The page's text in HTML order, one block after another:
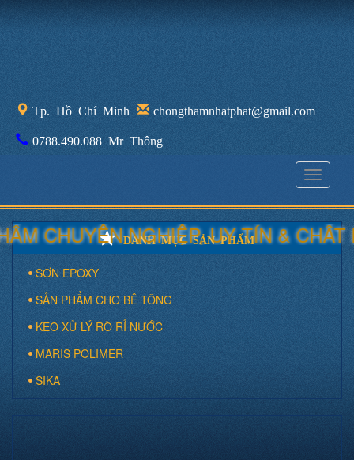
Tp. Hồ Chí Minh
chongthamnhatphat@gmail.com
0788.490.088 Mr Thông
Toggle
CHUYÊN NGHIỆP, UY TÍN & CHẤT
DANH MỤC SẢN PHẨM
SƠN EPOXY
SẢN PHẨM CHO BÊ TÔNG
KEO XỬ LÝ RÒ RỈ NƯỚC
MARIS POLIMER
SIKA